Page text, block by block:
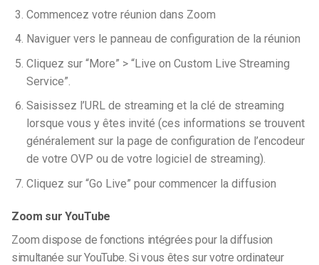
Commencez votre réunion dans Zoom
Naviguer vers le panneau de configuration de la réunion
Cliquez sur “More” > “Live on Custom Live Streaming
Service”.
Saisissez l’URL de streaming et la clé de streaming
lorsque vous y êtes invité (ces informations se trouvent
généralement sur la page de configuration de l’encodeur
de votre OVP ou de votre logiciel de streaming).
Cliquez sur “Go Live” pour commencer la diffusion
Zoom sur YouTube
Zoom dispose de fonctions intégrées pour la diffusion
simultanée sur YouTube. Si vous êtes sur votre ordinateur